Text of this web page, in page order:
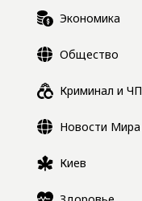
Экономика
Общество
Криминал и ЧП
Новости Мира
Киев